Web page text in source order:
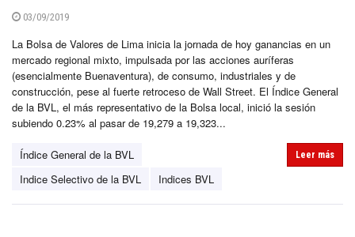
03/09/2019
La Bolsa de Valores de Lima inicia la jornada de hoy ganancias en un
mercado regional mixto, impulsada por las acciones auríferas
(esencialmente Buenaventura), de consumo, industriales y de
construcción, pese al fuerte retroceso de Wall Street. El Índice General
de la BVL, el más representativo de la Bolsa local, inició la sesión
subiendo 0.23% al pasar de 19,279 a 19,323...
Índice General de la BVL
Indice Selectivo de la BVL
Indices BVL
Leer más